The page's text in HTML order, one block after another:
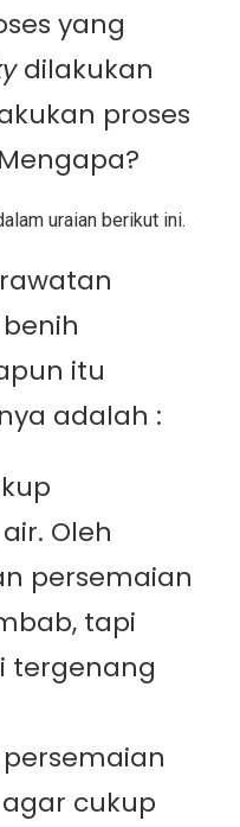
yang
dilakukan
proses
uraian berikut ini.
itu
adalah :
Oleh
persemaian
tapi
tergenang
cukup